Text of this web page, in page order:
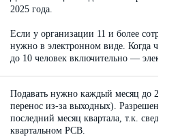
2025 года.
Если у организации 11 и более
нужно в электронном виде. Когда
до 10 человек включительно —
Подавать нужно каждый месяц до 25-го
перенос из-за выходных). Разрешено не
последний месяц квартала, т.к.
квартальном РСВ.